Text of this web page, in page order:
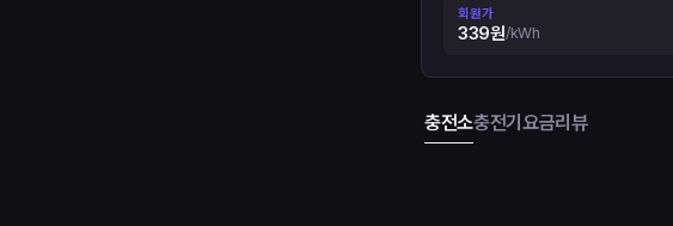
회원가
339원/kWh
충전소충전기요금리뷰